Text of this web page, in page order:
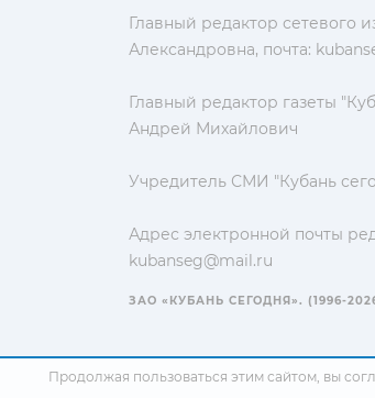
Главный редактор сетевого
Александровна, почта:
Главный редактор газеты
Андрей Михайлович
Учредитель СМИ "Кубань
Адрес электронной почты
kubanseg@mail.ru
ЗАО «КУБАНЬ СЕГОДНЯ». (1996-
Продолжая пользоваться этим сайтом, вы